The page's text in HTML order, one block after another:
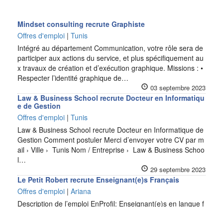
Mindset consulting recrute Graphiste
Offres d'emploi | Tunis
Intégré au département Communication, votre rôle sera de
participer aux actions du service, et plus spécifiquement au
x travaux de création et d’exécution graphique. Missions : •
Respecter l’identité graphique de…
03 septembre 2023
Law & Business School recrute Docteur en Informatiqu
e de Gestion
Offres d'emploi | Tunis
Law & Business School recrute Docteur en Informatique de
Gestion Comment postuler Merci d’envoyer votre CV par m
ail › Ville › Tunis Nom / Entreprise › Law & Business Schoo
l…
29 septembre 2023
Le Petit Robert recrute Enseignant(e)s Français
Offres d'emploi | Ariana
Description de l’emploi EnProfil: Enseignant(e)s en langue f